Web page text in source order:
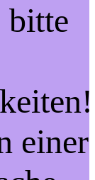
bitte
einer